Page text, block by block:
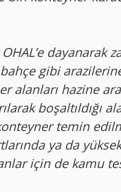
dayanarak
gibi
alanları hazine
boşaltıldığı
temin
ya da
için de kamu